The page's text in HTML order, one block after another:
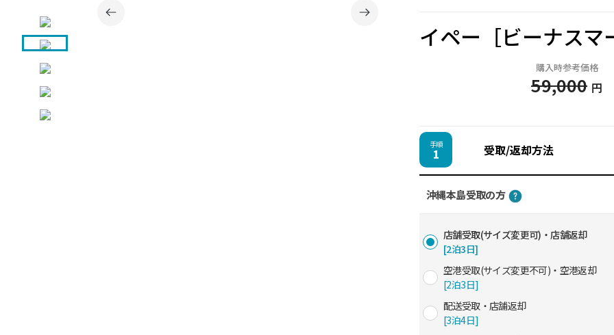
イペー［ビーナスマ
購入時参考価格
59,000 円
手順
1 受取/返却方法
沖縄本島受取の方
店舗受取(サイズ変更可)・店舗返却
[2泊3日]
空港受取(サイズ変更不可)・空港返却
[2泊3日]
配送受取・店舗返却
[3泊4日]